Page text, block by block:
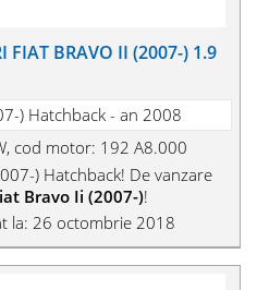
FIAT BRAVO II (2007-) 1.9
) Hatchback - an 2008
cod motor: 192 A8.000
) Hatchback! De vanzare
Bravo Ii (2007-)!
la: 26 octombrie 2018